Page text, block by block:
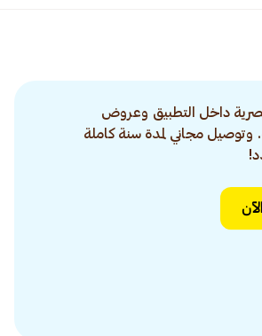
داخل التطبيق وعروض
مجاني لمدة سنة كاملة